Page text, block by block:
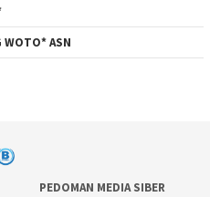
WOTO* ASN
PEDOMAN MEDIA SIBER